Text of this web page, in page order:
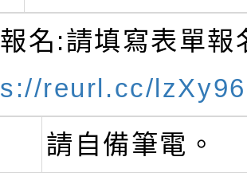
報名:請填寫表單
s://reurl.cc/lzXy96
請自備筆電。